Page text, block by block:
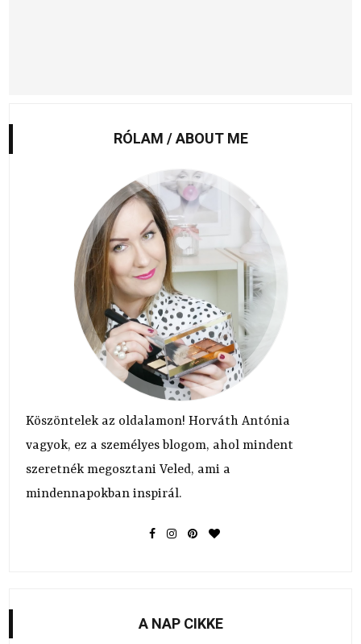
RÓLAM / ABOUT ME
Köszöntelek az oldalamon! Horváth Antónia
vagyok, ez a személyes blogom, ahol mindent
szeretnék megosztani Veled, ami a
mindennapokban inspirál.
A NAP CIKKE